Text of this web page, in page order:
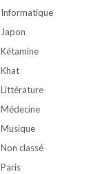
Informatique
Japon
Kétamine
Khat
Littérature
Médecine
Musique
Non classé
Paris